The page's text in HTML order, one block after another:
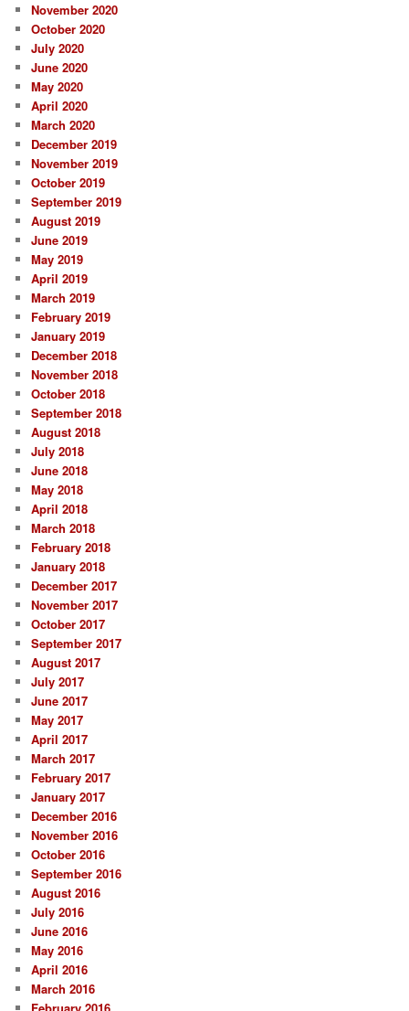
November 2020
October 2020
July 2020
June 2020
May 2020
April 2020
March 2020
December 2019
November 2019
October 2019
September 2019
August 2019
June 2019
May 2019
April 2019
March 2019
February 2019
January 2019
December 2018
November 2018
October 2018
September 2018
August 2018
July 2018
June 2018
May 2018
April 2018
March 2018
February 2018
January 2018
December 2017
November 2017
October 2017
September 2017
August 2017
July 2017
June 2017
May 2017
April 2017
March 2017
February 2017
January 2017
December 2016
November 2016
October 2016
September 2016
August 2016
July 2016
June 2016
May 2016
April 2016
March 2016